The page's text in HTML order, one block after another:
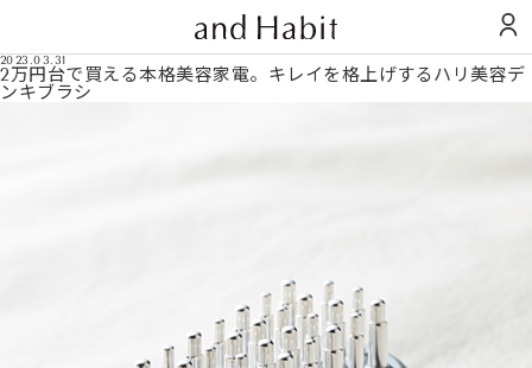
2023.03.31
2万円台で買える本格美容家電。キレイを格上げするハリ美容デ
ンキブラシ